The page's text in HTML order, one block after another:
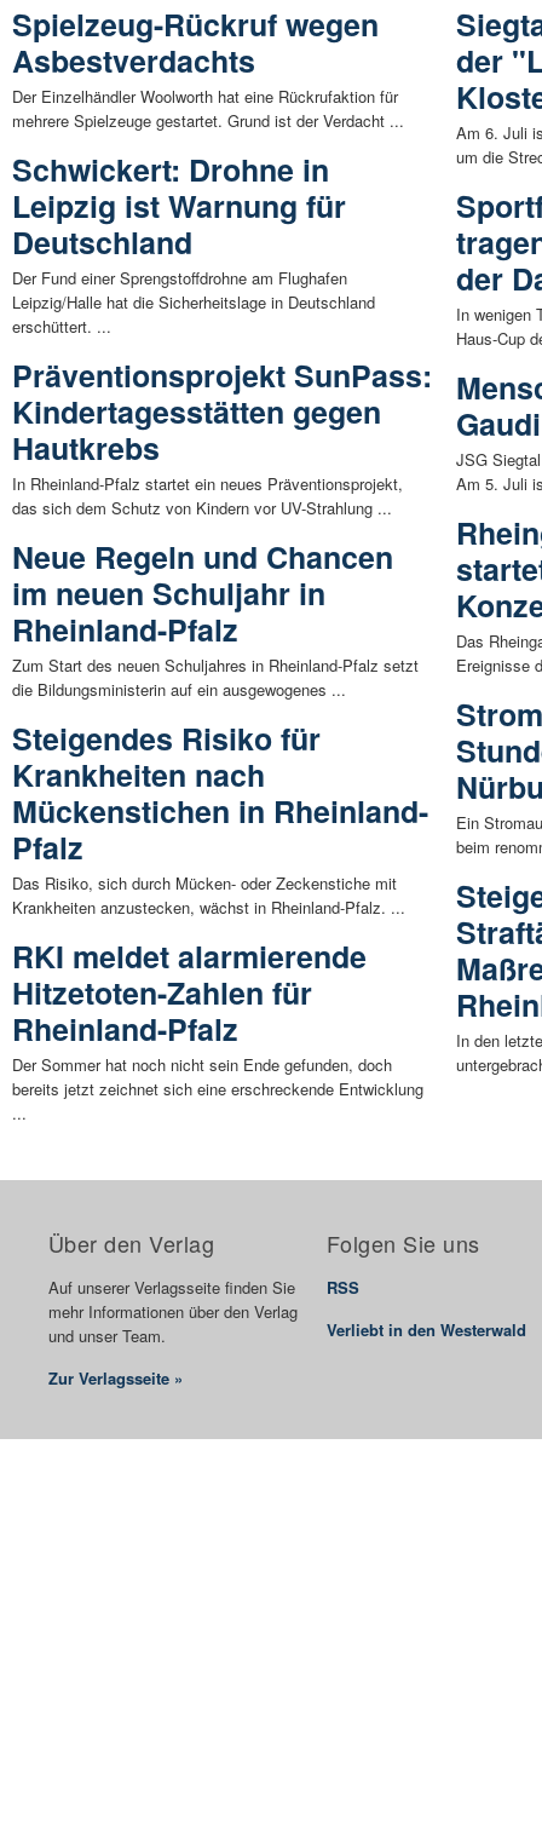
Spielzeug-Rückruf wegen
Asbestverdachts
Der Einzelhändler Woolworth hat eine Rückrufaktion für
mehrere Spielzeuge gestartet. Grund ist der Verdacht ...
Schwickert: Drohne in
Leipzig ist Warnung für
Deutschland
Der Fund einer Sprengstoffdrohne am Flughafen
Leipzig/Halle hat die Sicherheitslage in Deutschland
erschüttert. ...
Präventionsprojekt SunPass:
Kindertagesstätten gegen
Hautkrebs
In Rheinland-Pfalz startet ein neues Präventionsprojekt,
das sich dem Schutz von Kindern vor UV-Strahlung ...
Neue Regeln und Chancen
im neuen Schuljahr in
Rheinland-Pfalz
Zum Start des neuen Schuljahres in Rheinland-Pfalz setzt
die Bildungsministerin auf ein ausgewogenes ...
Steigendes Risiko für
Krankheiten nach
Mückenstichen in Rheinland-
Pfalz
Das Risiko, sich durch Mücken- oder Zeckenstiche mit
Krankheiten anzustecken, wächst in Rheinland-Pfalz. ...
RKI meldet alarmierende
Hitzetoten-Zahlen für
Rheinland-Pfalz
Der Sommer hat noch nicht sein Ende gefunden, doch
bereits jetzt zeichnet sich eine erschreckende Entwicklung
...
der
Am 6. Juli
um die
der
In wenigen
Haus-Cup
JSG
Am 5. Juli
Das
Ereignisse
Ein
beim
In den
Über den Verlag
Auf unserer Verlagsseite finden Sie
mehr Informationen über den Verlag
und unser Team.
Zur Verlagsseite »
Folgen Sie uns
RSS
Verliebt in den Westerwald